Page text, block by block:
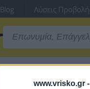
www.vrisko.gr -
Blog Λύσεις